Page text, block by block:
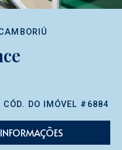
CÓD. DO IMÓVEL #6884